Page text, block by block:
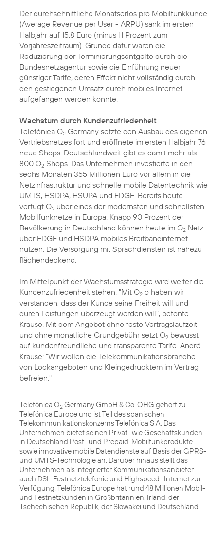
Der durchschnittliche Monatserlös pro Mobilfunkkunde
(Average Revenue per User - ARPU) sank im ersten
Halbjahr auf 15,8 Euro (minus 11 Prozent zum
Vorjahreszeitraum). Gründe dafür waren die
Reduzierung der Terminierungsentgelte durch die
Bundesnetzagentur sowie die Einführung neuer
günstiger Tarife, deren Effekt nicht vollständig durch
den gestiegenen Umsatz durch mobiles Internet
aufgefangen werden konnte.
Wachstum durch Kundenzufriedenheit
Telefónica O2 Germany setzte den Ausbau des eigenen
Vertriebsnetzes fort und eröffnete im ersten Halbjahr 76
neue Shops. Deutschlandweit gibt es damit mehr als
800 O2 Shops. Das Unternehmen investierte in den
sechs Monaten 355 Millionen Euro vor allem in die
Netzinfrastruktur und schnelle mobile Datentechnik wie
UMTS, HSDPA, HSUPA und EDGE. Bereits heute
verfügt O2 über eines der modernsten und schnellsten
Mobilfunknetze in Europa. Knapp 90 Prozent der
Bevölkerung in Deutschland können heute im O2 Netz
über EDGE und HSDPA mobiles Breitbandinternet
nutzen. Die Versorgung mit Sprachdiensten ist nahezu
flächendeckend.
Im Mittelpunkt der Wachstumsstrategie wird weiter die
Kundenzufriedenheit stehen. "Mit O2 o haben wir
verstanden, dass der Kunde seine Freiheit will und
durch Leistungen überzeugt werden will", betonte
Krause. Mit dem Angebot ohne feste Vertragslaufzeit
und ohne monatliche Grundgebühr setzt O2 bewusst
auf kundenfreundliche und transparente Tarife. André
Krause: "Wir wollen die Telekommunikationsbranche
von Lockangeboten und Kleingedrucktem im Vertrag
befreien."
Telefónica O2 Germany GmbH & Co. OHG gehört zu
Telefónica Europe und ist Teil des spanischen
Telekommunikationskonzerns Telefónica S.A. Das
Unternehmen bietet seinen Privat- wie Geschäftskunden
in Deutschland Post- und Prepaid-Mobilfunkprodukte
sowie innovative mobile Datendienste auf Basis der GPRS-
und UMTS-Technologie an. Darüber hinaus stellt das
Unternehmen als integrierter Kommunikationsanbieter
auch DSL-Festnetztelefonie und Highspeed- Internet zur
Verfügung. Telefónica Europe hat rund 48 Millionen Mobil-
und Festnetzkunden in Großbritannien, Irland, der
Tschechischen Republik, der Slowakei und Deutschland.